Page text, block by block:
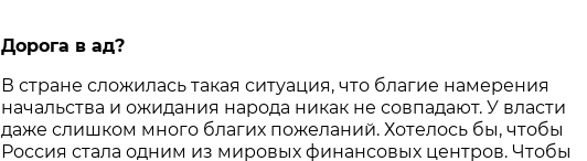
Дорога в ад?
В стране сложилась такая ситуация, что благие намерения
начальства и ожидания народа никак не совпадают. У власти
даже слишком много благих пожеланий. Хотелось бы, чтобы
Россия стала одним из мировых финансовых центров. Чтобы